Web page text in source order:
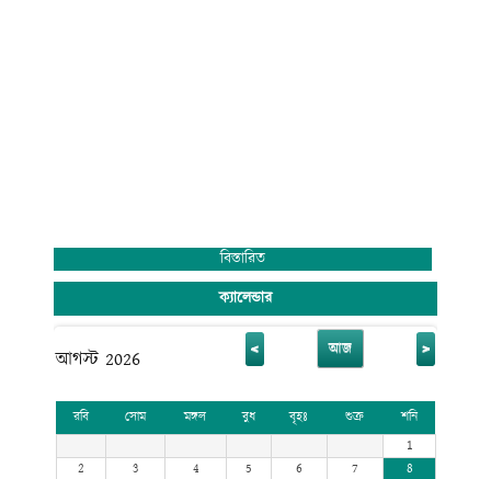
বিস্তারিত
ক্যালেন্ডার
আগস্ট 2026 < আজ >
রবি সোম মঙ্গল বুধ বৃহঃ শুক্র
শনি
1
2
3 4 5 6 7
8